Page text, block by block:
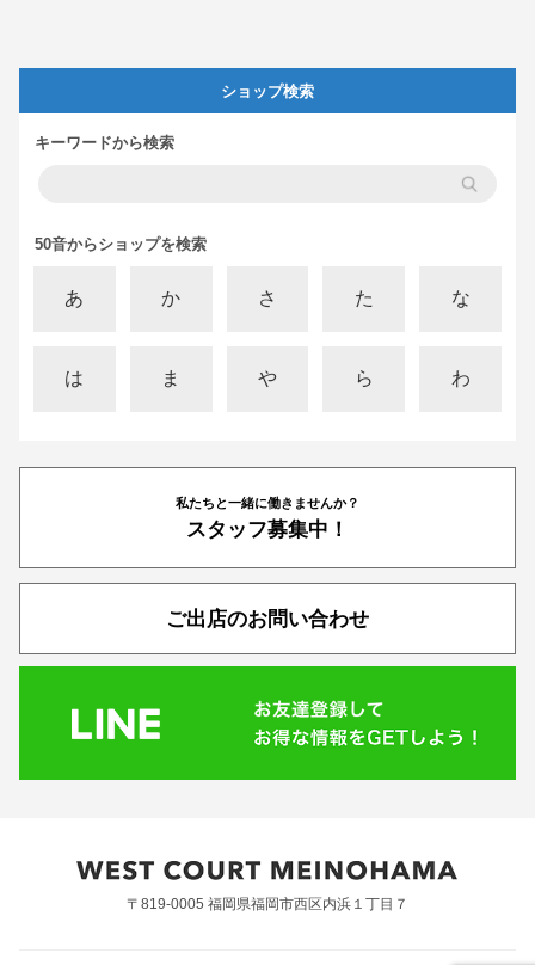
ショップ検索
キーワードから検索
50音からショップを検索
あ か さ た な
は ま や ら わ
私たちと一緒に働きませんか？
スタッフ募集中！
ご出店のお問い合わせ
〒819-0005 福岡県福岡市西区内浜１丁目７